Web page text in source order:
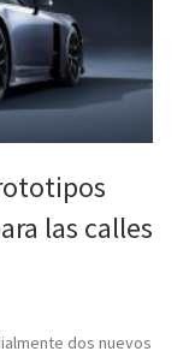
las calles
dos nuevos